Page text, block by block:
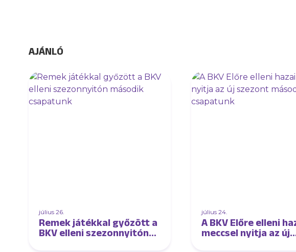
AJÁNLÓ
július 26.
Remek játékkal győzött a
BKV elleni szezonnyitón
július 24.
A BKV Előre elleni
meccsel nyitja az új